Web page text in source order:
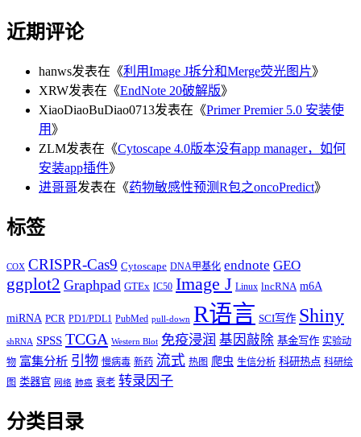
近期评论
hanws发表在《利用Image J拆分和Merge荧光图片》
XRW发表在《EndNote 20破解版》
XiaoDiaoBuDiao0713发表在《Primer Premier 5.0 安装使
用 》
ZLM发表在《Cytoscape 4.0版本没有app manager，如何
安装app插件》
进哥哥发表在《药物敏感性预测R包之oncoPredict》
标签
COX CRISPR-Cas9 Cytoscape DNA甲基化 endnote GEO
ggplot2 Graphpad GTEx IC50 Image J Linux lncRNA m6A
miRNA PCR PD1/PDL1 PubMed pull-down R语言 SCI写作 Shiny
shRNA SPSS TCGA Western Blot 免疫浸润 基因敲除 基金写作 实验动
物 富集分析 引物 慢病毒 新药 流式 热图 爬虫 生信分析 科研热点 科研绘
图 类器官 网络 肺癌 衰老 转录因子
分类目录